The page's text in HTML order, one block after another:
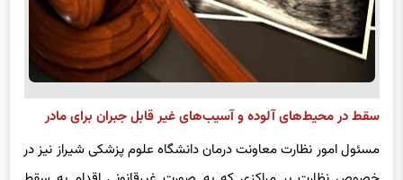
سقط در محیط‌های آلوده و آسیب‌های غیر قابل جبران برای مادر
مسئول امور نظارت معاونت درمان دانشگاه علوم پزشکی شیراز نیز در